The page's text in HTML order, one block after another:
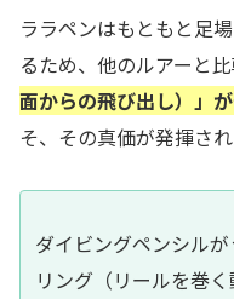
ララペンはもともと足
るため、他のルアーと
面からの飛び出し）」
そ、その真価が発揮さ
ダイビングペンシル
リング（リールを巻